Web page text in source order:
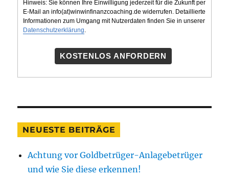
Hinweis: Sie können Ihre Einwilligung jederzeit für die Zukunft per
E-Mail an info(at)winwinfinanzcoaching.de widerrufen. Detaillierte
Informationen zum Umgang mit Nutzerdaten finden Sie in unserer
Datenschutzerklärung.
KOSTENLOS ANFORDERN
NEUESTE BEITRÄGE
Achtung vor Goldbetrüger-Anlagebetrüger
und wie Sie diese erkennen!